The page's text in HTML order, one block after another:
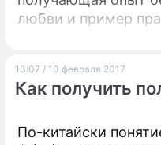
осужденному за
подозревая, что за
любви и пример
отношения.
строгости.
13:07 / 10 февраля 2017
Как получить
По-китайски